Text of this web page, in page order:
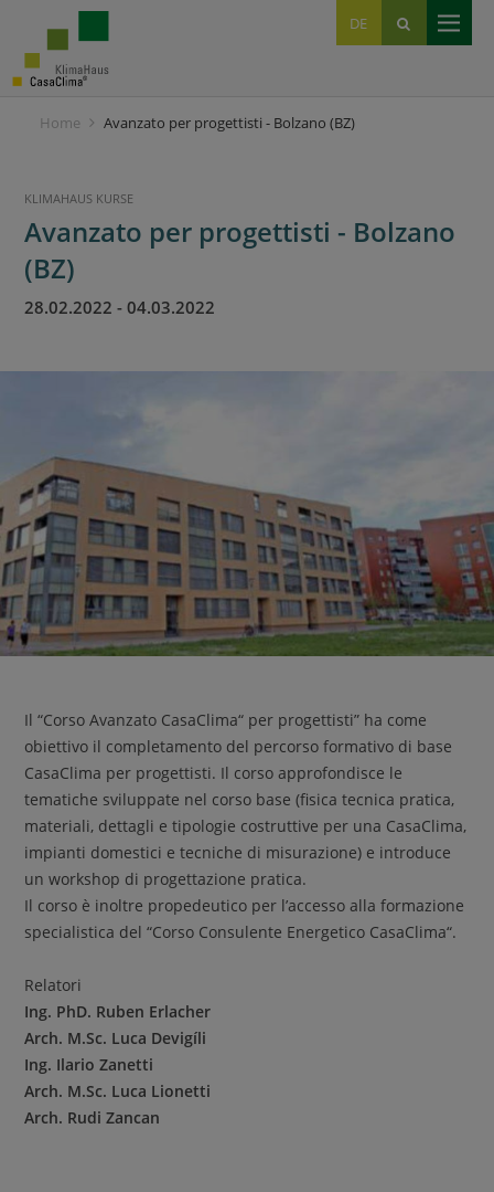
DE
IT
EN
Home Avanzato per progettisti - Bolzano (BZ)
KLIMAHAUS KURSE
Avanzato per progettisti - Bolzano
(BZ)
28.02.2022- 04.03.2022
Il “Corso Avanzato CasaClima“ per progettisti” ha come
obiettivo il completamento del percorso formativo di base
CasaClima per progettisti. Il corso approfondisce le
tematiche sviluppate nel corso base (fisica tecnica pratica,
materiali, dettagli e tipologie costruttive per una CasaClima,
impianti domestici e tecniche di misurazione) e introduce
un workshop di progettazione pratica.
Il corso è inoltre propedeutico per l’accesso alla formazione
specialistica del “Corso Consulente Energetico CasaClima“.
Relatori
Ing. PhD. Ruben Erlacher
Arch. M.Sc. Luca Devigíli
Ing. Ilario Zanetti
Arch. M.Sc. Luca Lionetti
Arch. Rudi Zancan